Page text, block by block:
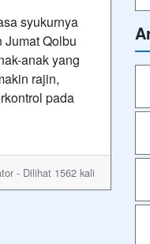
syukurnya
Jumat Qolbu
anak yang
rajin,
pada
- Dilihat 1562 kali